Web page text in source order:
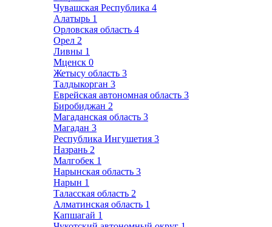
Чувашская Республика 4
Алатырь 1
Орловская область 4
Орел 2
Ливны 1
Мценск 0
Жетысу область 3
Талдыкорган 3
Еврейская автономная область 3
Биробиджан 2
Магаданская область 3
Магадан 3
Республика Ингушетия 3
Назрань 2
Малгобек 1
Нарынская область 3
Нарын 1
Таласская область 2
Алматинская область 1
Капшагай 1